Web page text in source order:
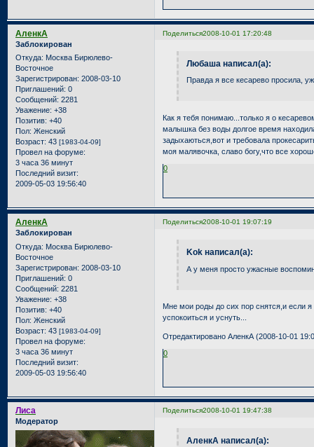
Поделиться2008-10-01 17:20:48
АленкА
Заблокирован
Откуда: Москва Бирюлево-
Восточное
Зарегистрирован: 2008-03-10
Приглашений: 0
Сообщений: 2281
Уважение: +38
Позитив: +40
Пол: Женский
Возраст: 43 [1983-04-09]
Провел на форуме:
3 часа 36 минут
Последний визит:
2009-05-03 19:56:40
Любаша написал(а):
Правда я все кесарево просила,
Как я тебя понимаю...только я о
малышка без воды долгое время
задыхаються,вот и требовала
моя малявочка, славо богу,что все
0
Поделиться2008-10-01 19:07:19
АленкА
Заблокирован
Откуда: Москва Бирюлево-
Восточное
Зарегистрирован: 2008-03-10
Приглашений: 0
Сообщений: 2281
Уважение: +38
Позитив: +40
Пол: Женский
Возраст: 43 [1983-04-09]
Провел на форуме:
3 часа 36 минут
Последний визит:
2009-05-03 19:56:40
Kok написал(а):
А у меня просто ужасные
Мне мои роды до сих пор снятся,и если
успокоиться и уснуть...
Отредактировано АленкА (2008-10-01
0
Поделиться2008-10-01 19:47:38
Лиса
Модератор
АленкА написал(а):